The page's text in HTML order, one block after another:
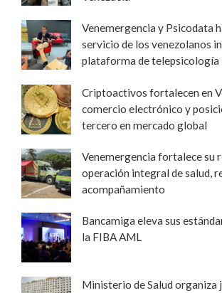
Venemergencia y Psicodata
servicio de los venezolanos
plataforma de telepsicología
Criptoactivos fortalecen en
comercio electrónico y
tercero en mercado global
Venemergencia fortalece su
operación integral de salud,
acompañamiento
Bancamiga eleva sus
la FIBA AML
Ministerio de Salud organiza